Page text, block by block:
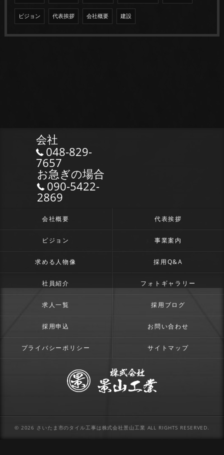
ビジョン 代表挨拶 会社概要 建設
会社
048-829-
7657
お急ぎの場合
090-5422-
2869
会社概要 代表挨拶
ビジョン 事業案内
求める人物像 採用Q&A
社員紹介 フォトギャラリー
求人一覧 採用ブログ
採用申込 お問い合わせ
プライバシーポリシー サイトマップ
© 2026 さいたま市のタイル工事は株式会社景山工業 ALL RIGHTS RESERVED.